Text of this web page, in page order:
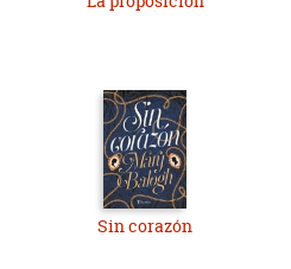
Sin corazón